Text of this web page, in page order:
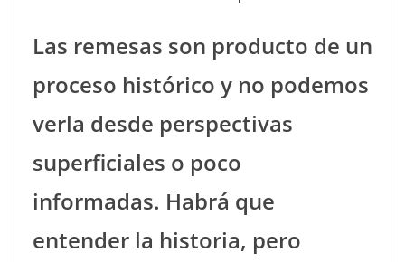
Las remesas son producto de un
proceso histórico y no podemos
verla desde perspectivas
superficiales o poco
informadas. Habrá que
entender la historia, pero